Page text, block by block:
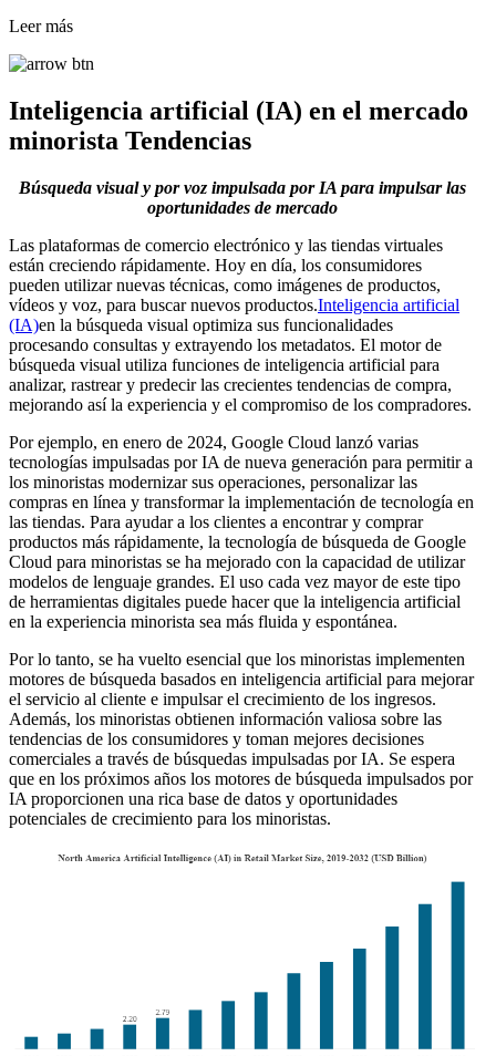
Leer más
Inteligencia artificial (IA) en el mercado
minorista Tendencias
Búsqueda visual y por voz impulsada por IA para impulsar las
oportunidades de mercado
Las plataformas de comercio electrónico y las tiendas virtuales
están creciendo rápidamente. Hoy en día, los consumidores
pueden utilizar nuevas técnicas, como imágenes de productos,
vídeos y voz, para buscar nuevos productos.Inteligencia artificial
(IA)en la búsqueda visual optimiza sus funcionalidades
procesando consultas y extrayendo los metadatos. El motor de
búsqueda visual utiliza funciones de inteligencia artificial para
analizar, rastrear y predecir las crecientes tendencias de compra,
mejorando así la experiencia y el compromiso de los compradores.
Por ejemplo, en enero de 2024, Google Cloud lanzó varias
tecnologías impulsadas por IA de nueva generación para permitir a
los minoristas modernizar sus operaciones, personalizar las
compras en línea y transformar la implementación de tecnología en
las tiendas. Para ayudar a los clientes a encontrar y comprar
productos más rápidamente, la tecnología de búsqueda de Google
Cloud para minoristas se ha mejorado con la capacidad de utilizar
modelos de lenguaje grandes. El uso cada vez mayor de este tipo
de herramientas digitales puede hacer que la inteligencia artificial
en la experiencia minorista sea más fluida y espontánea.
Por lo tanto, se ha vuelto esencial que los minoristas implementen
motores de búsqueda basados ​​en inteligencia artificial para mejorar
el servicio al cliente e impulsar el crecimiento de los ingresos.
Además, los minoristas obtienen información valiosa sobre las
tendencias de los consumidores y toman mejores decisiones
comerciales a través de búsquedas impulsadas por IA. Se espera
que en los próximos años los motores de búsqueda impulsados ​​por
IA proporcionen una rica base de datos y oportunidades
potenciales de crecimiento para los minoristas.